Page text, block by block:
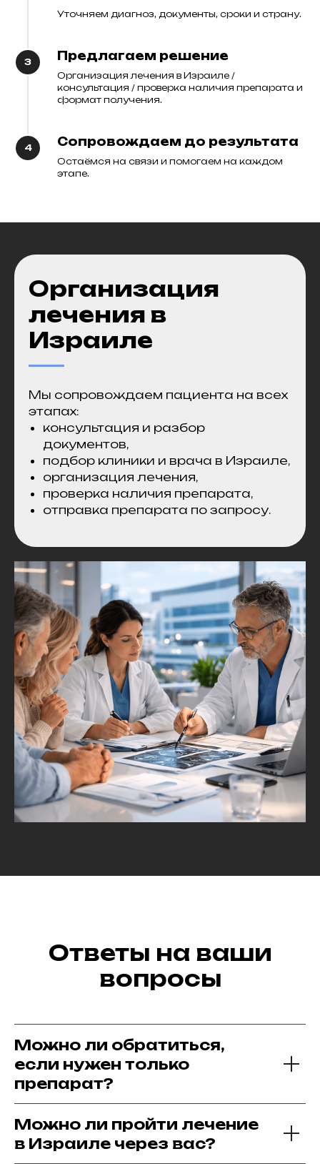
Уточняем диагноз, документы, сроки и страну.
Предлагаем решение
Организация лечения в Израиле /
консультация / проверка наличия препарата и
формат получения.
Сопровождаем до результата
Остаёмся на связи и помогаем на каждом
этапе.
Организация
лечения в
Израиле
Мы сопровождаем пациента на всех
этапах:
консультация и разбор
документов,
подбор клиники и врача в Израиле,
организация лечения,
проверка наличия препарата,
отправка препарата по запросу.
Ответы на ваши
вопросы
Можно ли обратиться,
если нужен только
препарат?
Можно ли пройти лечение
в Израиле через вас?